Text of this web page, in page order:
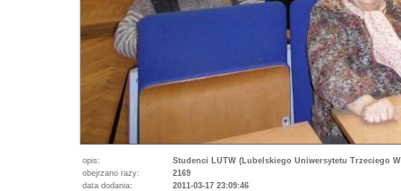
opis:
Studenci LUTW (Lubelskiego Uniwersytetu Trzeciego
obejrzano razy:
2169
data dodania:
2011-03-17 23:09:46